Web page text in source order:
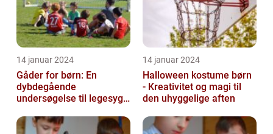
14 januar 2024
Gåder for børn: En
dybdegående
undersøgelse til legesyge
14 januar 2024
Halloween kostume børn
- Kreativitet og magi til
den uhyggelige aften